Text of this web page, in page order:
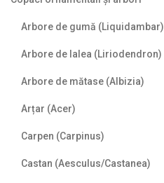
Arbore de gumă (Liquidambar)
Arbore de lalea (Liriodendron)
Arbore de mătase (Albizia)
Arțar (Acer)
Carpen (Carpinus)
Castan (Aesculus/Castanea)